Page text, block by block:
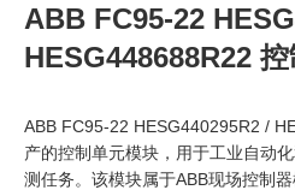
ABB FC95-22
HESG448688R22
ABB FC95-22 HESG440295R2 /
产的控制单元模块，用于工业自动
测任务。该模块属于ABB现场控制